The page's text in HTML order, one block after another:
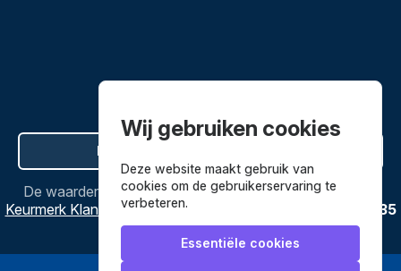
Hier de overeenkomst ontbinden
De waardering vanBestekenpannen.nlbijWebwinkel
Keurmerk Klantbeoordelingen
3635
reviews.
Wij gebruiken cookies
Deze website maakt gebruik van
cookies om de gebruikerservaring te
verbeteren.
Essentiële cookies